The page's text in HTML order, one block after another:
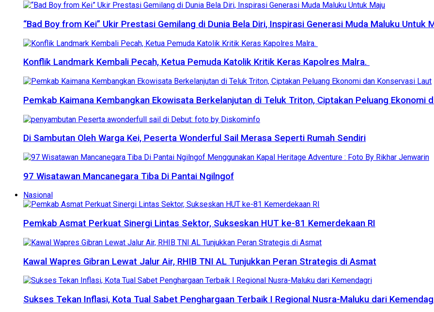
“Bad Boy from Kei” Ukir Prestasi Gemilang di Dunia Bela Diri, Inspirasi Generasi Muda Maluku Untuk
Konflik Landmark Kembali Pecah, Ketua Pemuda Katolik Kritik Keras Kapolres Malra.
Pemkab Kaimana Kembangkan Ekowisata Berkelanjutan di Teluk Triton, Ciptakan Peluang Ekonomi
Di Sambutan Oleh Warga Kei, Peserta Wonderful Sail Merasa Seperti Rumah Sendiri
97 Wisatawan Mancanegara Tiba Di Pantai Ngilngof
Nasional
Pemkab Asmat Perkuat Sinergi Lintas Sektor, Sukseskan HUT ke-81 Kemerdekaan RI
Kawal Wapres Gibran Lewat Jalur Air, RHIB TNI AL Tunjukkan Peran Strategis di Asmat
Sukses Tekan Inflasi, Kota Tual Sabet Penghargaan Terbaik I Regional Nusra-Maluku dari